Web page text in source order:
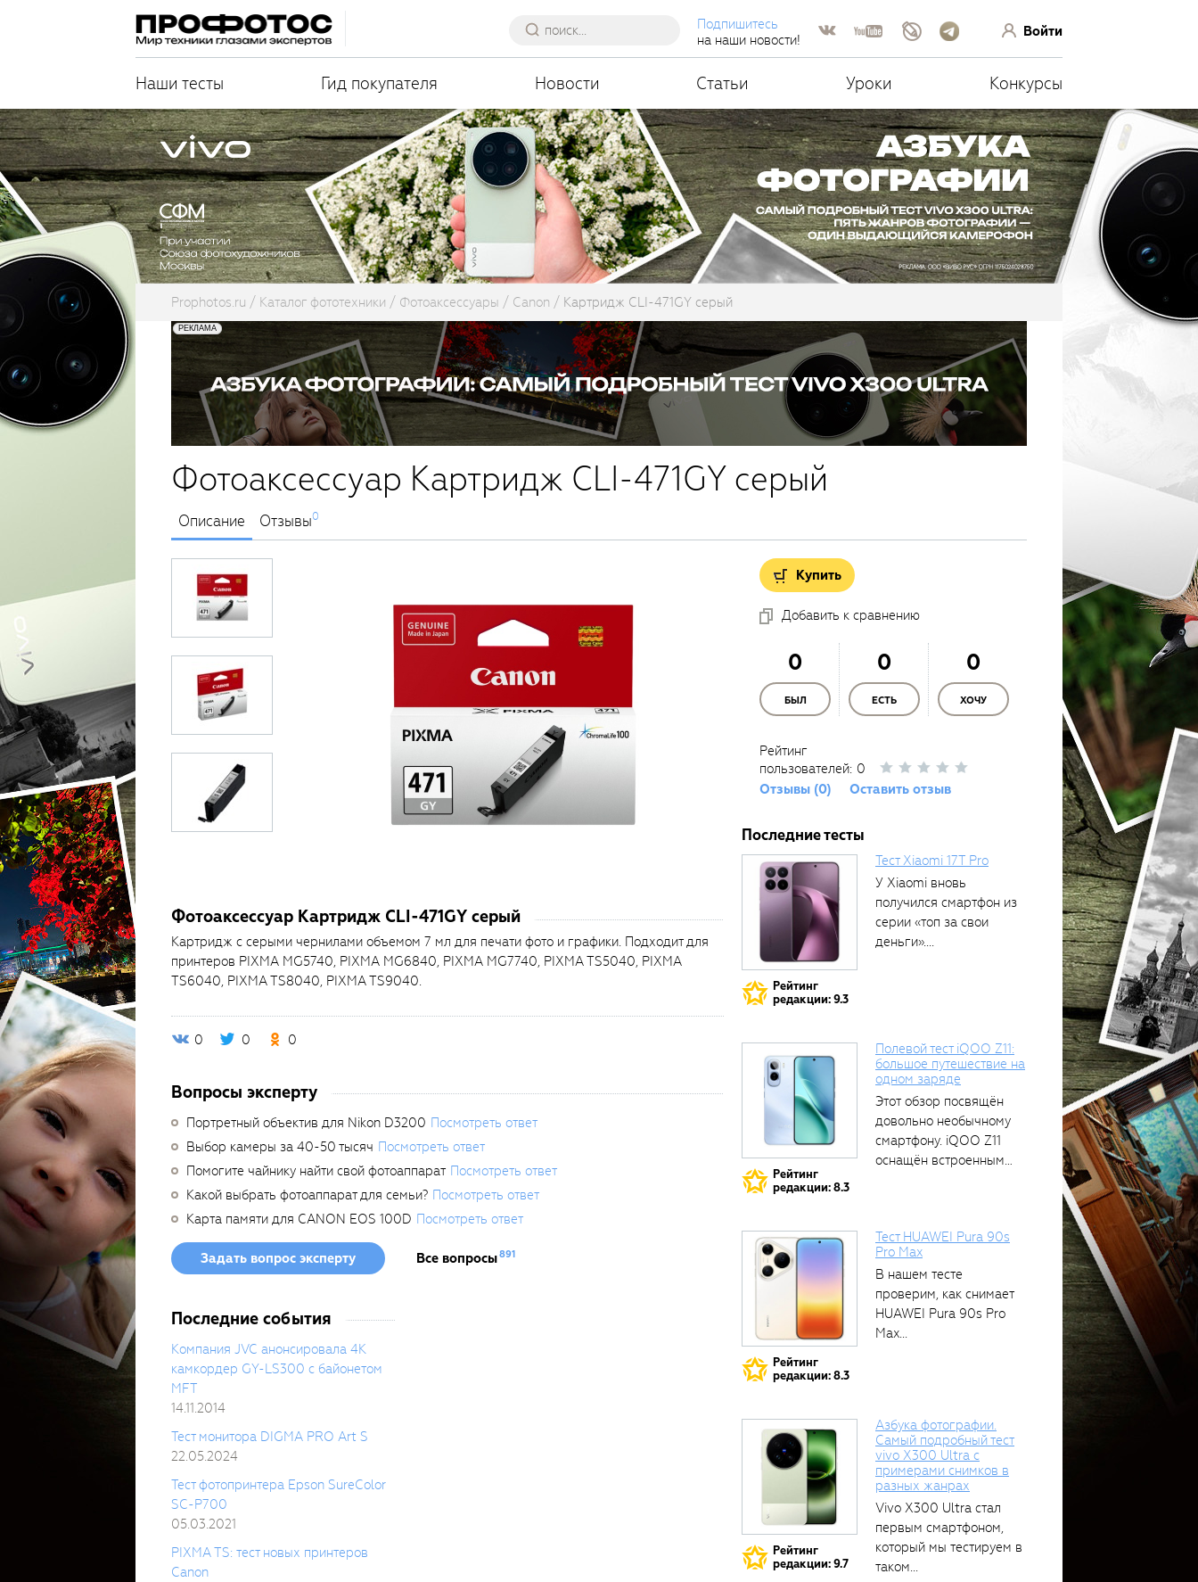
Подпишитесь
на наши новости!
Войти
Наши тесты Гид покупателя Новости Статьи Уроки Конкурсы
Prophotos.ru Каталог фототехники Фотоаксессуары Canon Картридж CLI-471GY серый
Фотоаксессуар Картридж CLI-471GY серый
Описание Отзывы0
Фотоаксессуар Картридж CLI-471GY серый
Картридж с серыми чернилами объемом 7 мл для печати фото и графики. Подходит для
принтеров PIXMA MG5740, PIXMA MG6840, PIXMA MG7740, PIXMA TS5040, PIXMA
TS6040, PIXMA TS8040, PIXMA TS9040.
0 0 0
Вопросы эксперту
Портретный объектив для Nikon D3200 Посмотреть ответ
Выбор камеры за 40-50 тысяч Посмотреть ответ
Помогите чайнику найти свой фотоаппарат Посмотреть ответ
Какой выбрать фотоаппарат для семьи? Посмотреть ответ
Карта памяти для CANON EOS 100D Посмотреть ответ
Задать вопрос эксперту Все вопросы891
Последние события
Компания JVC анонсировала 4К
камкордер GY-LS300 с байонетом
MFT
14.11.2014
Тест монитора DIGMA PRO Art S
22.05.2024
Тест фотопринтера Epson SureColor
SC-P700
05.03.2021
PIXMA TS: тест новых принтеров
Canon
Купить
Добавить к сравнению
0
БЫЛ
0
ЕСТЬ
0
ХОЧУ
Рейтинг
пользователей: 0
Отзывы (0)
Оставить отзыв
Последние тесты
Рейтинг
редакции: 9.3
Тест Xiaomi 17T Pro
У Xiaomi вновь
получился смартфон из
серии «топ за свои
деньги»....
Рейтинг
редакции: 8.3
Полевой тест iQOO Z11:
большое путешествие на
одном заряде
Этот обзор посвящён
довольно необычному
смартфону. iQOO Z11
оснащён встроенным
Рейтинг
редакции: 8.3
Тест HUAWEI Pura 90s
Pro Max
В нашем тесте
проверим, как снимает
HUAWEI Pura 90s Pro
Max...
Рейтинг
редакции: 9.7
Азбука фотографии.
Самый подробный тест
vivo X300 Ultra с
примерами снимков в
разных жанрах
Vivo X300 Ultra стал
первым смартфоном,
который мы тестируем в
таком...